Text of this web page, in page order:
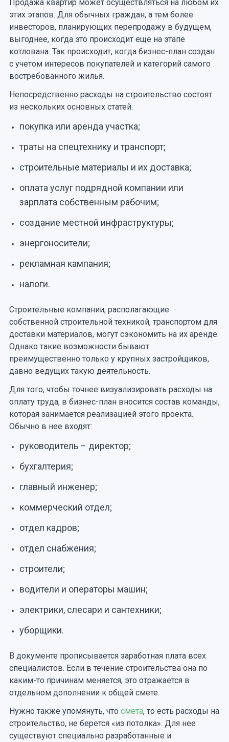
Продажа квартир может осуществляться на любом их
этих этапов. Для обычных граждан, а тем более
инвесторов, планирующих перепродажу в будущем,
выгоднее, когда это происходит еще на этапе
котлована. Так происходит, когда бизнес-план создан
с учетом интересов покупателей и категорий самого
востребованного жилья.
Непосредственно расходы на строительство состоят
из нескольких основных статей:
покупка или аренда участка;
траты на спецтехнику и транспорт;
строительные материалы и их доставка;
оплата услуг подрядной компании или
зарплата собственным рабочим;
создание местной инфраструктуры;
энергоносители;
рекламная кампания;
налоги.
Строительные компании, располагающие
собственной строительной техникой, транспортом для
доставки материалов, могут сэкономить на их аренде.
Однако такие возможности бывают
преимущественно только у крупных застройщиков,
давно ведущих такую деятельность.
Для того, чтобы точнее визуализировать расходы на
оплату труда, в бизнес-план вносится состав команды,
которая занимается реализацией этого проекта.
Обычно в нее входят:
руководитель – директор;
бухгалтерия;
главный инженер;
коммерческий отдел;
отдел кадров;
отдел снабжения;
строители;
водители и операторы машин;
электрики, слесари и сантехники;
уборщики.
В документе прописывается заработная плата всех
специалистов. Если в течение строительства она по
каким-то причинам меняется, это отражается в
отдельном дополнении к общей смете.
Нужно также упомянуть, что смета, то есть расходы на
строительство, не берется «из потолка». Для нее
существуют специально разработанные и